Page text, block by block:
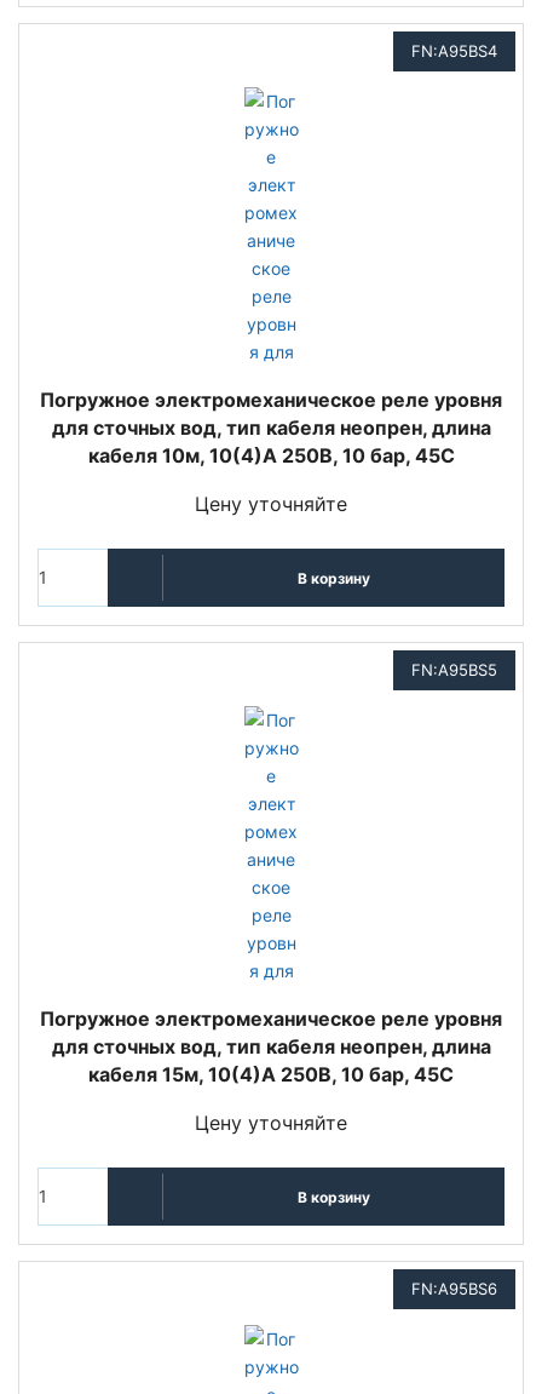
FN:A95BS4
Погружное электромеханическое реле уровня
для сточных вод, тип кабеля неопрен, длина
кабеля 10м, 10(4)A 250В, 10 бар, 45C
Цену уточняйте
В корзину
FN:A95BS5
Погружное электромеханическое реле уровня
для сточных вод, тип кабеля неопрен, длина
кабеля 15м, 10(4)A 250В, 10 бар, 45C
Цену уточняйте
В корзину
FN:A95BS6